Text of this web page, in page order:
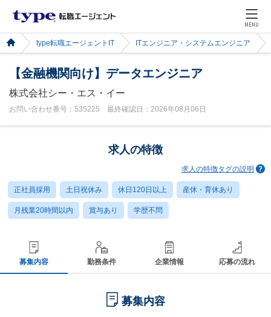
MENU
type転職エージェントIT ITエンジニア・システムエンジニア
【金融機関向け】データエンジニア
株式会社シー・エス・イー
お問い合わせ番号：535225 最終確認日：2026年08月06日
求人の特徴
求人の特徴タグの説明
正社員採用 土日祝休み 休日120日以上 産休・育休あり
月残業20時間以内 賞与あり 学歴不問
募集内容 勤務条件 企業情報 応募の流れ
募集内容